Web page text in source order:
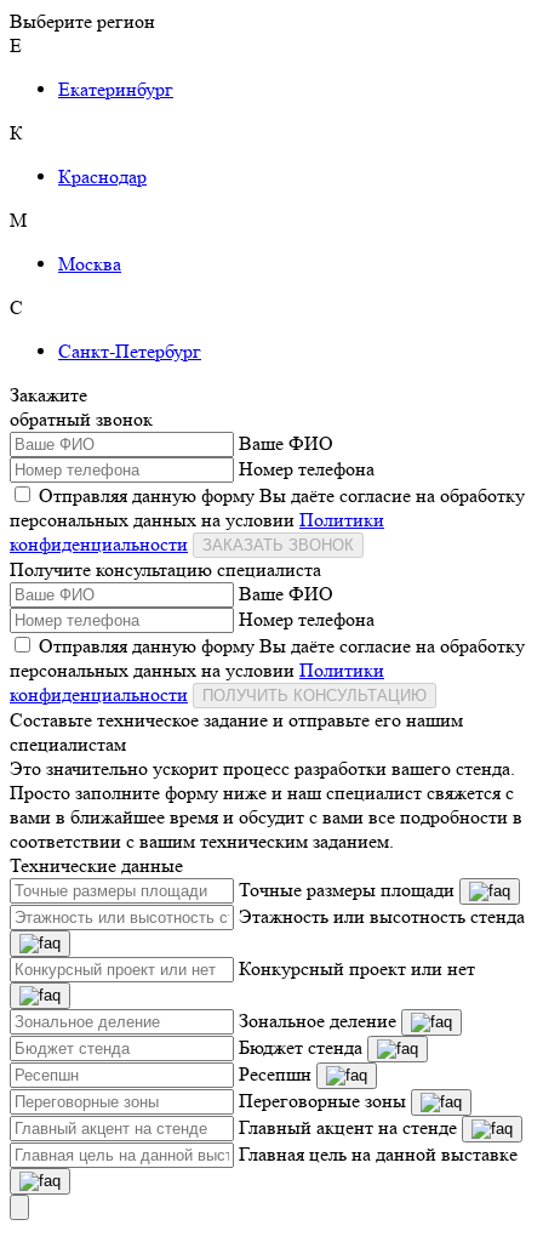
Выберите регион
Е
Екатеринбург
К
Краснодар
М
Москва
С
Санкт-Петербург
Закажите
обратный звонок
Ваше ФИО
Номер телефона
Отправляя данную форму Вы даёте согласие на обработку
персональных данных на условии Политики
конфиденциальности
ЗАКАЗАТЬ ЗВОНОК
Получите консультацию специалиста
Ваше ФИО
Номер телефона
Отправляя данную форму Вы даёте согласие на обработку
персональных данных на условии Политики
конфиденциальности
ПОЛУЧИТЬ КОНСУЛЬТАЦИЮ
Составьте техническое задание и отправьте его нашим
специалистам
Это значительно ускорит процесс разработки вашего стенда.
Просто заполните форму ниже и наш специалист свяжется с
вами в ближайшее время и обсудит с вами все подробности в
соответствии с вашим техническим заданием.
Технические данные
Точные размеры площади
Этажность или высотность стенда
Конкурсный проект или нет
Зональное деление
Бюджет стенда
Ресепшн
Переговорные зоны
Главный акцент на стенде
Главная цель на данной выставке